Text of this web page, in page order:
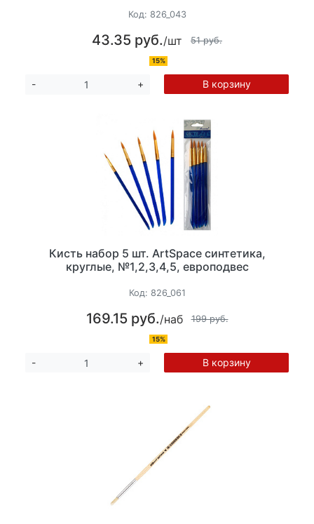
Код: 826_043
43.35 руб./шт 51 руб.
15%
- + В корзину
Кисть набор 5 шт. ArtSpace синтетика,
круглые, №1,2,3,4,5, европодвес
Код: 826_061
169.15 руб./наб 199 руб.
15%
- + В корзину